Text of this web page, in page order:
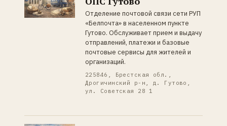
Отделение почтовой связи сети РУП
«Белпочта» в населенном пункте
Гутово. Обслуживает прием и выдачу
отправлений, платежи и базовые
почтовые сервисы для жителей и
организаций.
225846, Брестская обл.,
Дрогичинский р-н, д. Гутово,
ул. Советская 28 1